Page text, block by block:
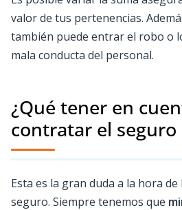
valor de tus pertenencias.
también puede entrar el robo o
mala conducta del personal.
¿Qué tener en
contratar el seguro
Esta es la gran duda a la hora
seguro. Siempre tenemos que